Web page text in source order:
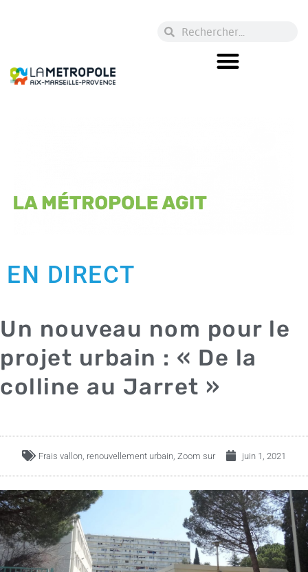
EN DIRECT
Un nouveau nom pour le
projet urbain : « De la
colline au Jarret »
Frais vallon renouvellement urbain Zoom sur juin 1, 2021